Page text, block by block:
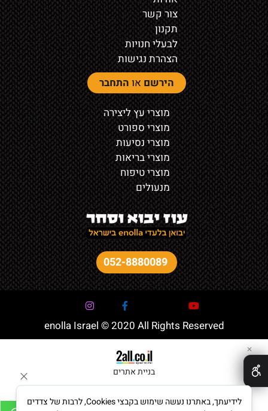
צור קשר
תקנון
לבעלי חנויות
הצהרת נגישות
הירשם או התחבר
מוצרי עץ ליצירה
מוצרי ספורט
מוצרי נסיעות
מוצרי בריאות
מוצרי טיפוח
מנעולים
052-8880089
enolla Israel © 2020 All Rights Reserved
בניית אתרים
✕
לידיעתך, באתרנו נעשה שימוש בקבצי Cookies, לרבות של צדדים